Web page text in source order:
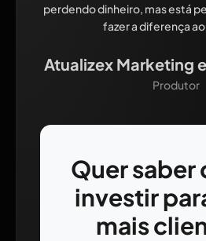
perdendo dinheiro, mas está
fazer a diferença
Atualizex Marketing
Produtor
Quer saber
investir
mais